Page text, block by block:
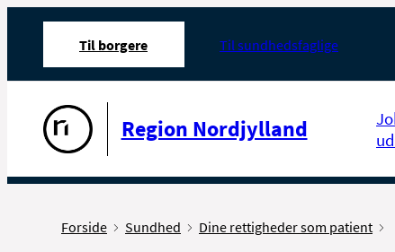
Til borgere Til sundhedsfaglige
Region Nordjylland
Forside Sundhed Dine rettigheder som patient